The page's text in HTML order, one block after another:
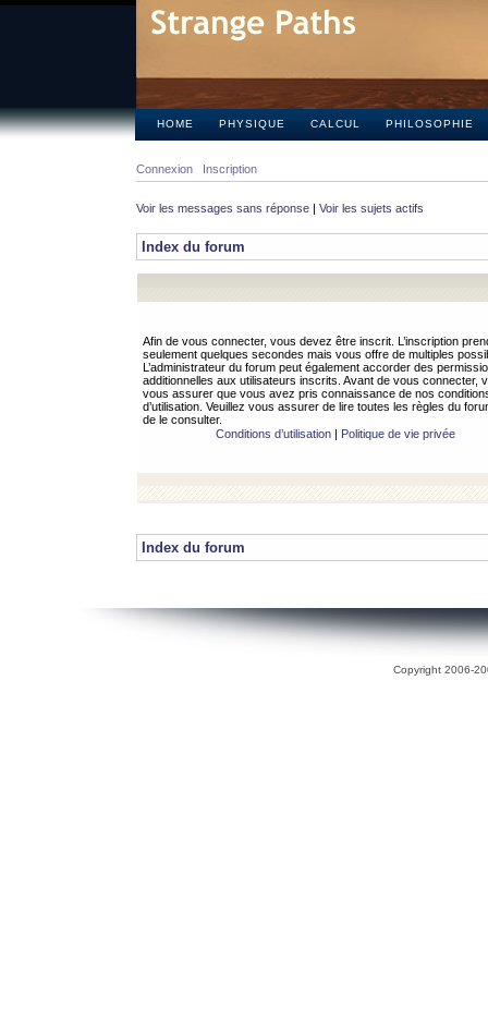
HOME PHYSIQUE CALCUL PHILOSOPHIE
Connexion Inscription
Voir les messages sans réponse | Voir les sujets actifs
Index du forum
Afin de vous connecter, vous devez être inscrit. L’inscription
seulement quelques secondes mais vous offre de multiples
L’administrateur du forum peut également accorder des
additionnelles aux utilisateurs inscrits. Avant de vous connecter,
vous assurer que vous avez pris connaissance de nos
d’utilisation. Veuillez vous assurer de lire toutes les règles du
de le consulter.
Conditions d’utilisation| Politique de vie privée
Index du forum
Copyright 2006-